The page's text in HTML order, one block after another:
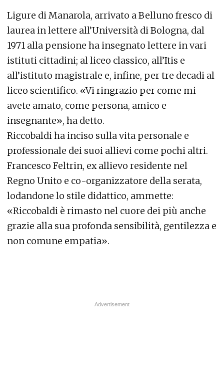
Ligure di Manarola, arrivato a Belluno fresco di
laurea in lettere all’Università di Bologna, dal
1971 alla pensione ha insegnato lettere in vari
istituti cittadini; al liceo classico, all’Itis e
all’istituto magistrale e, infine, per tre decadi al
liceo scientifico. «Vi ringrazio per come mi
avete amato, come persona, amico e
insegnante», ha detto.
Riccobaldi ha inciso sulla vita personale e
professionale dei suoi allievi come pochi altri.
Francesco Feltrin, ex allievo residente nel
Regno Unito e co-organizzatore della serata,
lodandone lo stile didattico, ammette:
«Riccobaldi è rimasto nel cuore dei più anche
grazie alla sua profonda sensibilità, gentilezza e
non comune empatia».